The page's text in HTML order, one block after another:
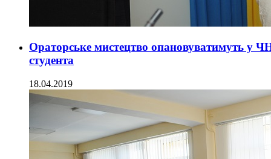
Ораторське мистецтво опановуватимуть у
студента
18.04.2019